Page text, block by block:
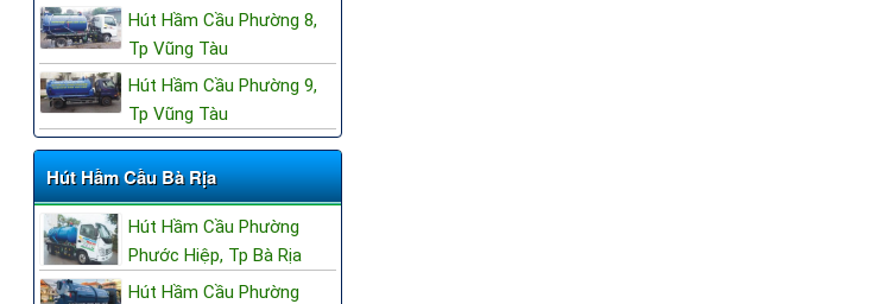
Hút Hầm Cầu Phường 8,
Tp Vũng Tàu
Hút Hầm Cầu Phường 9,
Tp Vũng Tàu
Hút Hầm Cầu Bà Rịa
Hút Hầm Cầu Phường
Phước Hiệp, Tp Bà Rịa
Hút Hầm Cầu Phường